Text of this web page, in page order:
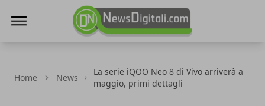
Home News
La serie iQOO Neo 8 di Vivo arriverà a
maggio, primi dettagli